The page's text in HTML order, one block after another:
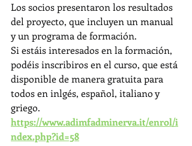
Los socios presentaron los resultados
del proyecto, que incluyen un manual
y un programa de formación.
Si estáis interesados en la formación,
podéis inscribiros en el curso, que está
disponible de manera gratuita para
todos en inlgés, español, italiano y
griego.
https://www.adimfadminerva.it/enrol/i
ndex.php?id=58